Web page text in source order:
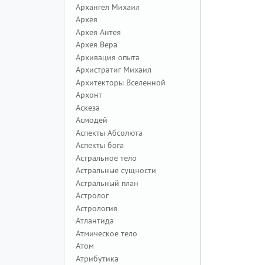
Архангел Михаил
Архея
Архея Антея
Архея Вера
Архивация опыта
Архистратиг Михаил
Архитекторы Вселенной
Архонт
Аскеза
Асмодей
Аспекты Абсолюта
Аспекты бога
Астральное тело
Астральные сущности
Астральный план
Астролог
Астрология
Атлантида
Атмическое тело
Атом
Атрибутика